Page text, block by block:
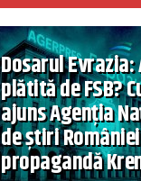
Dosarul
plătită de FSB?
ajuns Agenția
de știri
propagandă